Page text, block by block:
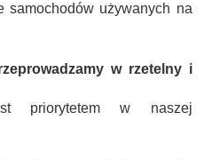
samochodów używanych na
w rzetelny i
priorytetem w naszej